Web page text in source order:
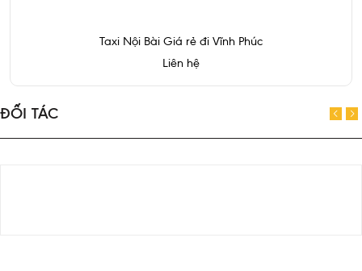
Taxi Nội Bài Giá rẻ đi Vĩnh Phúc
Liên hệ
ĐỐI TÁC